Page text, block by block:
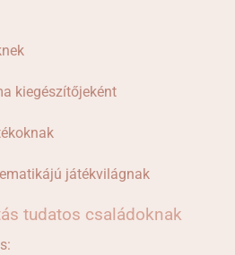
kiegészítőjeként
játékvilágnak
tudatos családoknak